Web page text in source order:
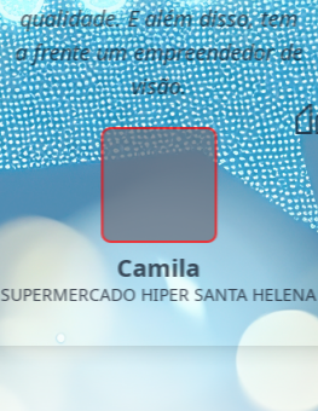
qualidade. E além disso, tem
a frente um empreendedor de
visão.
Camila
SUPERMERCADO HIPER SANTA HELENA